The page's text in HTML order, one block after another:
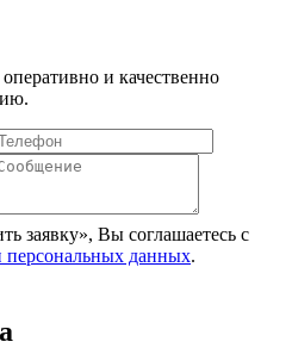
и качественно
заявку», Вы соглашаетесь с
персональных данных.